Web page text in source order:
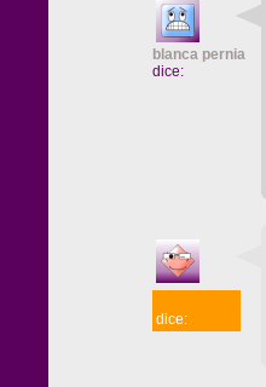
blanca pernia
dice:
dice: